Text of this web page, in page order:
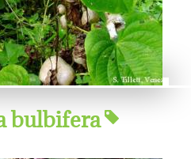
bulbifera